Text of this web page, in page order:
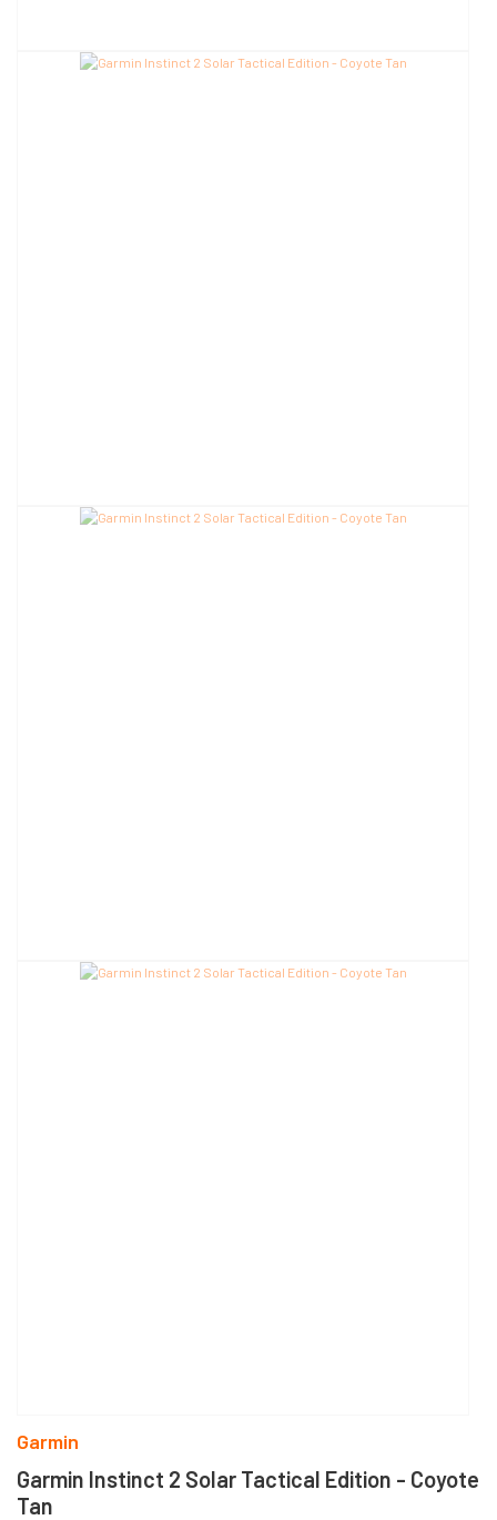
Garmin
Garmin Instinct 2 Solar Tactical Edition - Coyote
Tan